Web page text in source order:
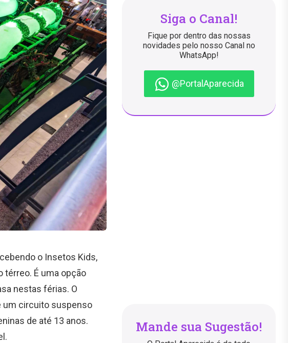
o Insetos Kids,
térreo. É uma opção
nestas férias. O
um circuito suspenso
de até 13 anos.
Siga o Canal!
Fique por dentro das nossas
novidades pelo nosso Canal no
WhatsApp!
@PortalAparecida
Mande sua Sugestão!